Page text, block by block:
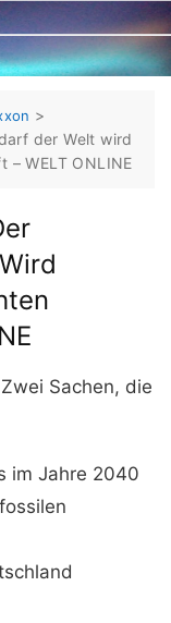
>
der Welt wird
WELT ONLINE
Sachen, die
im Jahre 2040